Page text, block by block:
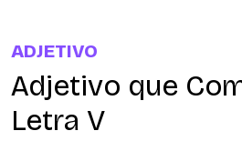
ADJETIVO
Adjetivo que
Letra V